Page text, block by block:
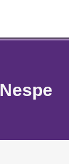
Nespe